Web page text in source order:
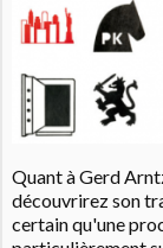
Quant à Gerd
découvrirez son
certain qu'une